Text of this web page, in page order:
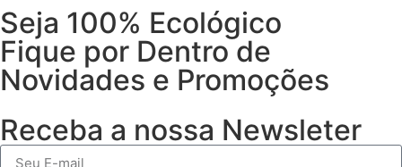
Seja 100% Ecológico
Fique por Dentro de
Novidades e Promoções
Receba a nossa Newsleter